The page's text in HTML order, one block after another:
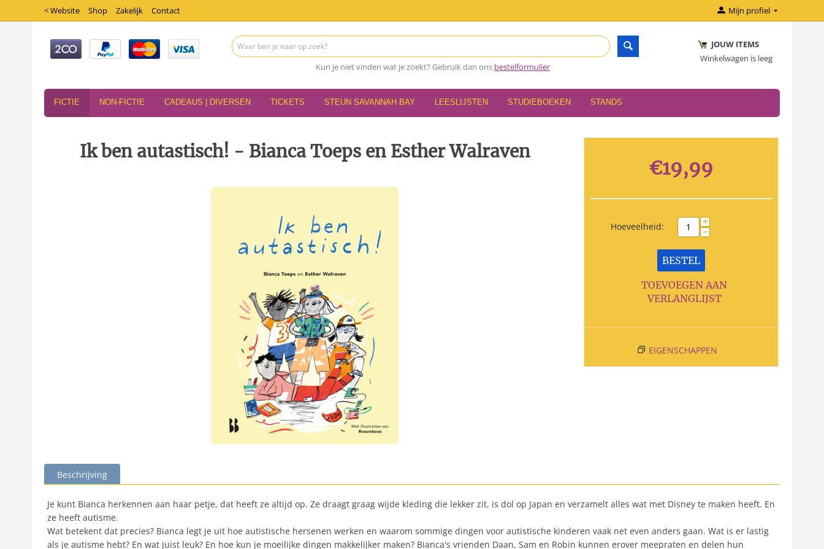
< Website Shop Zakelijk Contact Mijn profiel
Kun je niet vinden wat je zoekt? Gebruik dan ons bestelformulier
JOUW ITEMS
Winkelwagen is leeg
FICTIE NON-FICTIE CADEAUS | DIVERSEN TICKETS STEUN SAVANNAH BAY LEESLIJSTEN STUDIEBOEKEN STANDS
Ik ben autastisch! - Bianca Toeps en Esther Walraven
€19,99
Hoeveelheid: +
−
BESTEL
TOEVOEGEN AAN
VERLANGLIJST
EIGENSCHAPPEN
Beschrijving
Je kunt Bianca herkennen aan haar petje, dat heeft ze altijd op. Ze draagt graag wijde kleding die lekker zit, is dol op Japan en verzamelt alles wat met Disney te maken heeft. En
ze heeft autisme.
Wat betekent dat precies? Bianca legt je uit hoe autistische hersenen werken en waarom sommige dingen voor autistische kinderen vaak net even anders gaan. Wat is er lastig
als je autisme hebt? En wat juist leuk? En hoe kun je moeilijke dingen makkelijker maken? Bianca's vrienden Daan, Sam en Robin kunnen erover meepraten en delen hun